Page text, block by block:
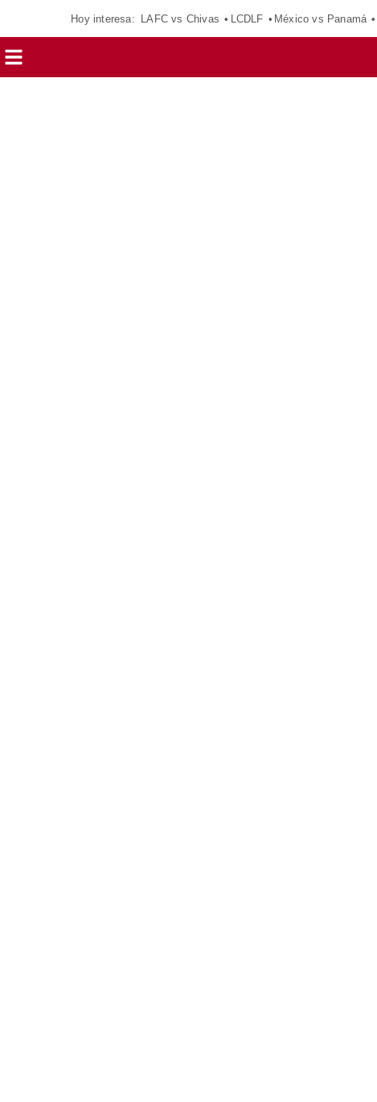
Hoy interesa: LAFC vs Chivas LCDLF México vs Panamá